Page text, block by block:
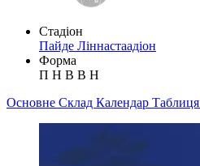
Стадіон
Пайде Ліннастаадіон
Форма
П Н В В Н
Основне Склад Календар Таблиця